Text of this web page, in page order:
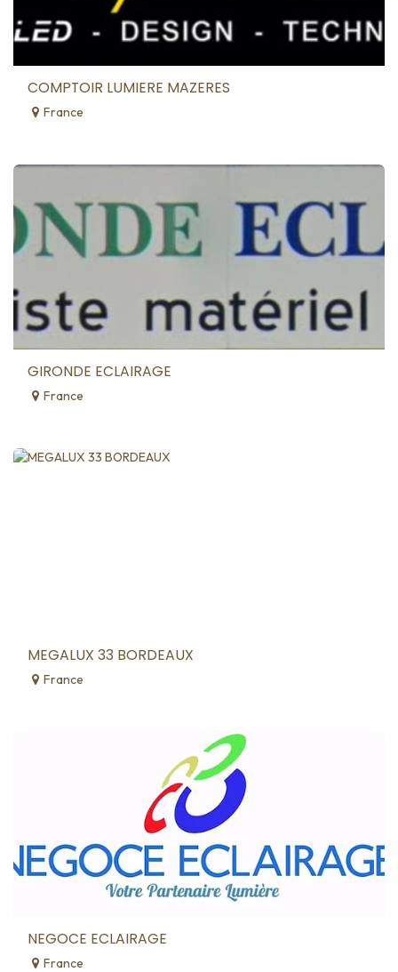
COMPTOIR LUMIERE MAZERES
France
GIRONDE ECLAIRAGE
France
MEGALUX 33 BORDEAUX
France
NEGOCE ECLAIRAGE
France